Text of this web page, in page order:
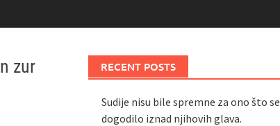
zur
RECENT POSTS
Sudije nisu bile spremne za ono što se
dogodilo iznad njihovih glava.